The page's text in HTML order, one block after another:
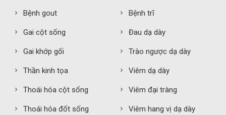
Bệnh gout
Gai cột sống
Gai khớp gối
Thần kinh tọa
Thoái hóa cột sống
Thoái hóa đốt sống
Bệnh trĩ
Đau dạ dày
Trào ngược dạ dày
Viêm dạ dày
Viêm đại tràng
Viêm hang vị dạ dày